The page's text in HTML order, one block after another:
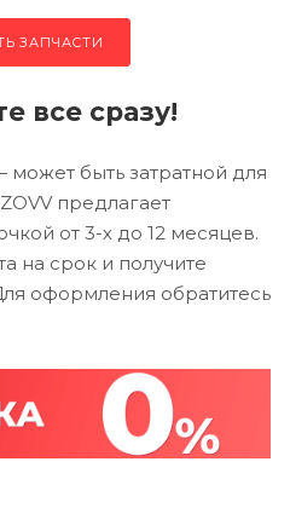
ЗАПЧАСТИ
все сразу!
быть затратной для
предлагает
от 3-х до 12 месяцев.
на срок и получите
оформления обратитесь